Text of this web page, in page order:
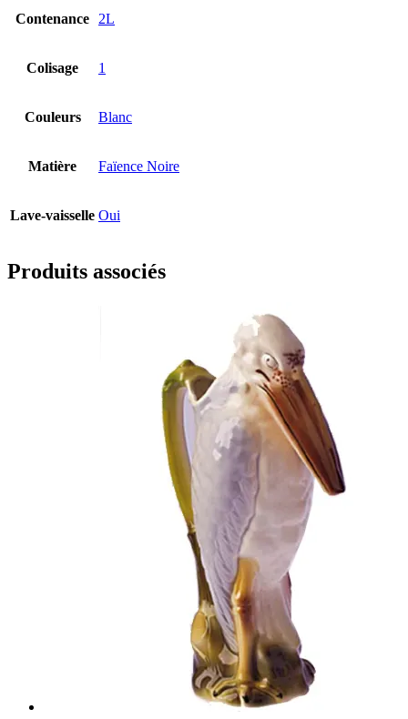
Contenance 2L
Colisage 1
Couleurs Blanc
Matière Faïence Noire
Lave-vaisselle Oui
Produits associés